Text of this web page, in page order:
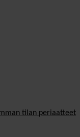
tilan periaatteet